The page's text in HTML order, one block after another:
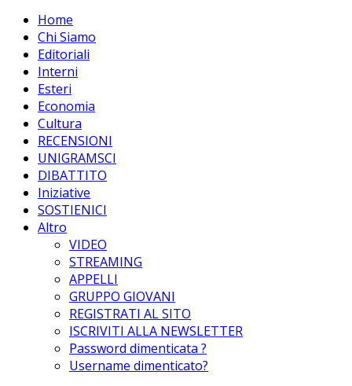
Home
Chi Siamo
Editoriali
Interni
Esteri
Economia
Cultura
RECENSIONI
UNIGRAMSCI
DIBATTITO
Iniziative
SOSTIENICI
Altro
VIDEO
STREAMING
APPELLI
GRUPPO GIOVANI
REGISTRATI AL SITO
ISCRIVITI ALLA NEWSLETTER
Password dimenticata ?
Username dimenticato?